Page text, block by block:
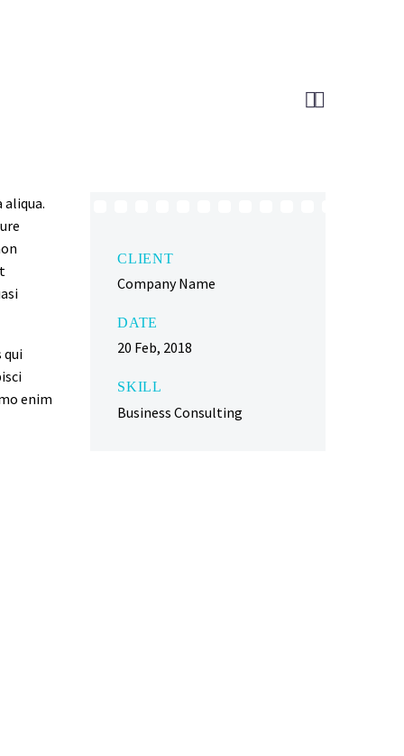

qui
enim
CLIENT
Company Name
DATE
20 Feb, 2018
SKILL
Business Consulting